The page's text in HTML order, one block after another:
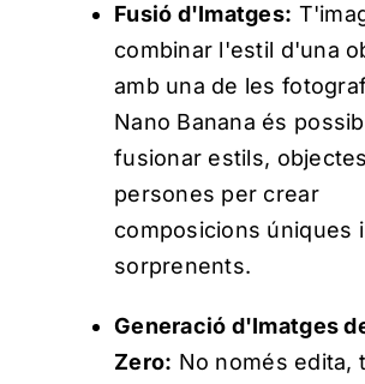
Fusió d'Imatges:
combinar l'estil d'una
amb una de les
Nano Banana és
fusionar estils,
persones per crear
composicions úniques i
sorprenents.
Generació d'Imatges
Zero: No només edita,